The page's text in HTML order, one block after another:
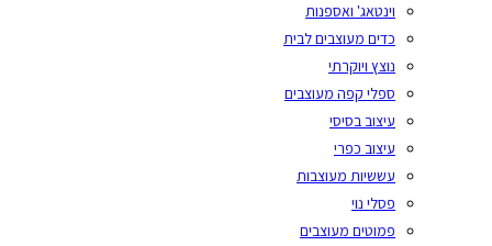
וינטאג' ואספנות
כדים מעוצבים לבית
נוצץ ויוקרתי
ספלי קפה מעוצבים
עיצוב בסיסי
עיצוב כפרי
עששיות מעוצבות
פסלי נוי
פמוטים מעוצבים